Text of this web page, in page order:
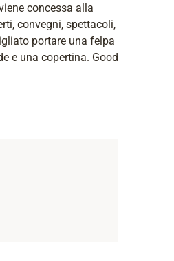
concessa alla
convegni, spettacoli,
portare una felpa
e una copertina. Good